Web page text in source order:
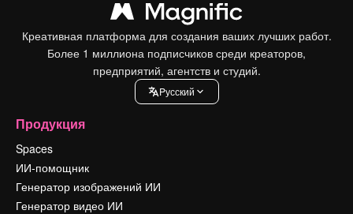
Креативная платформа для создания ваших лучших работ.
Более 1 миллиона подписчиков среди креаторов,
предприятий, агентств и студий.
Pусский
Продукция
Spaces
ИИ-помощник
Генератор изображений ИИ
Генератор видео ИИ